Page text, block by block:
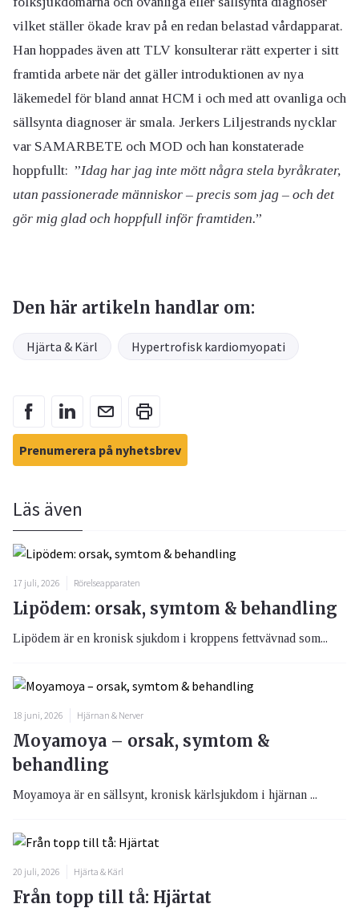
vilket ställer ökade krav på en redan belastad vårdapparat.
Han hoppades även att TLV konsulterar rätt experter i sitt
framtida arbete när det gäller introduktionen av nya
läkemedel för bland annat HCM i och med att ovanliga och
sällsynta diagnoser är smala. Jerkers Liljestrands nycklar
var SAMARBETE och MOD och han konstaterade
hoppfullt: ”Idag har jag inte mött några stela byråkrater,
utan passionerade människor – precis som jag – och det
gör mig glad och hoppfull inför framtiden.”
Den här artikeln handlar om:
Hjärta & Kärl Hypertrofisk kardiomyopati
Prenumerera på nyhetsbrev
Läs även
17 juli, 2026 Rörelseapparaten
Lipödem: orsak, symtom & behandling
Lipödem är en kronisk sjukdom i kroppens fettvävnad som...
18 juni, 2026 Hjärnan & Nerver
Moyamoya – orsak, symtom &
behandling
Moyamoya är en sällsynt, kronisk kärlsjukdom i hjärnan ...
20 juli, 2026 Hjärta & Kärl
Från topp till tå: Hjärtat